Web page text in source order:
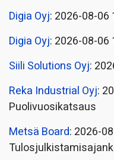
Digia Oyj: 2026-08-
Digia Oyj: 2026-08-
Siili Solutions Oyj:
Reka Industrial Oyj:
Puolivuosikatsaus
Metsä Board: 2026-